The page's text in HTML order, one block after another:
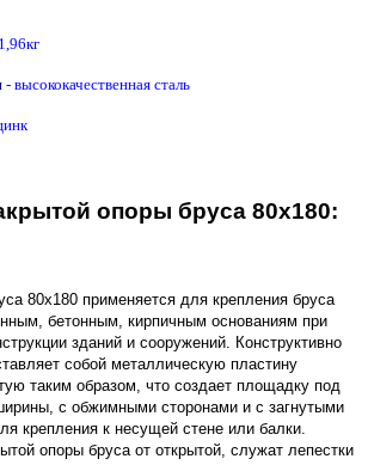
- высококачественная сталь
опоры бруса 80х180:
80х180 применяется для крепления бруса
бетонным, кирпичным основаниям при
зданий и сооружений. Конструктивно
собой металлическую пластину
таким образом, что создает площадку под
с обжимными сторонами и с загнутыми
крепления к несущей стене или балки.
опоры бруса от открытой, служат лепестки